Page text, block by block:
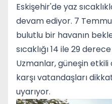
Eskişehir'de yaz
devam ediyor. 7
bulutlu bir havanın
sıcaklığı 14 ile 29
Uzmanlar, güneşin
karşı vatandaşları
uyarıyor.